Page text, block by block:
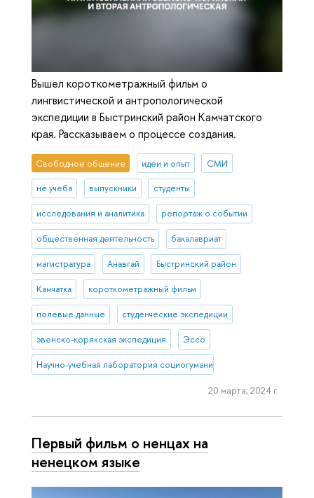
Вышел короткометражный фильм о
лингвистической и антропологической
экспедиции в Быстринский район Камчатского
края. Рассказываем о процессе создания.
Свободное общение идеи и опыт СМИ
не учеба выпускники студенты
исследования и аналитика репортаж о событии
общественная деятельность бакалавриат
магистратура Анавгай Быстринский район
Камчатка короткометражный фильм
полевые данные студенческие экспедиции
эвенско-корякская экспедиция Эссо
Научно-учебная лаборатория социогуманитарных исследований
20 марта, 2024 г.
Первый фильм о ненцах на
ненецком языке